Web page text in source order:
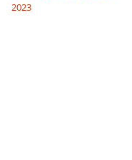
2023